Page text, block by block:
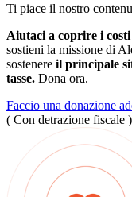
Ti piace il nostro
Aiutaci a coprire i
sostieni la missione di
sostenere il principale
tasse. Dona ora.
Faccio una donazione
( Con detrazione fiscale )